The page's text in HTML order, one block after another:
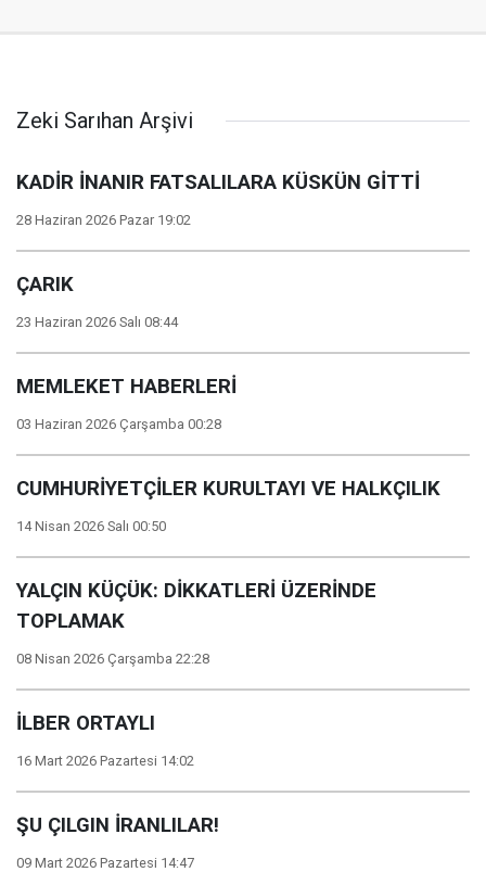
Zeki Sarıhan Arşivi
KADİR İNANIR FATSALILARA KÜSKÜN GİTTİ
28 Haziran 2026 Pazar 19:02
ÇARIK
23 Haziran 2026 Salı 08:44
MEMLEKET HABERLERİ
03 Haziran 2026 Çarşamba 00:28
CUMHURİYETÇİLER KURULTAYI VE HALKÇILIK
14 Nisan 2026 Salı 00:50
YALÇIN KÜÇÜK: DİKKATLERİ ÜZERİNDE
TOPLAMAK
08 Nisan 2026 Çarşamba 22:28
İLBER ORTAYLI
16 Mart 2026 Pazartesi 14:02
ŞU ÇILGIN İRANLILAR!
09 Mart 2026 Pazartesi 14:47